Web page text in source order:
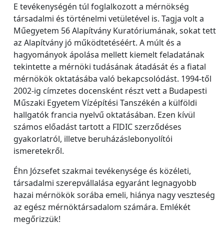
E tevékenységén túl foglalkozott a mérnökség
társadalmi és történelmi vetületével is. Tagja volt a
Műegyetem 56 Alapítvány Kuratóriumának, sokat tett
az Alapítvány jó működtetéséért. A múlt és a
hagyományok ápolása mellett kiemelt feladatának
tekintette a mérnöki tudásának átadását és a fiatal
mérnökök oktatásába való bekapcsolódást. 1994-től
2002-ig címzetes docensként részt vett a Budapesti
Műszaki Egyetem Vízépítési Tanszékén a külföldi
hallgatók francia nyelvű oktatásában. Ezen kívül
számos előadást tartott a FIDIC szerződéses
gyakorlatról, illetve beruházáslebonyolítói
ismeretekről.
Éhn Józsefet szakmai tevékenysége és közéleti,
társadalmi szerepvállalása egyaránt legnagyobb
hazai mérnökök sorába emeli, hiánya nagy veszteség
az egész mérnöktársadalom számára. Emlékét
megőrizzük!